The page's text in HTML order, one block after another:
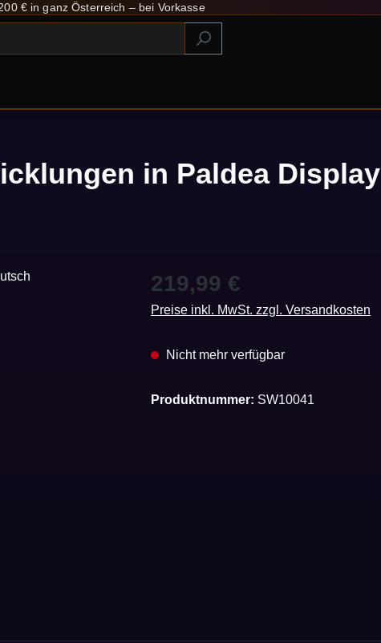
€ in ganz Österreich – bei Vorkasse
in Paldea Display
Regulärer Preis:
219,99 €
Preise inkl. MwSt. zzgl. Versandkosten
Nicht mehr verfügbar
Produktnummer: SW10041